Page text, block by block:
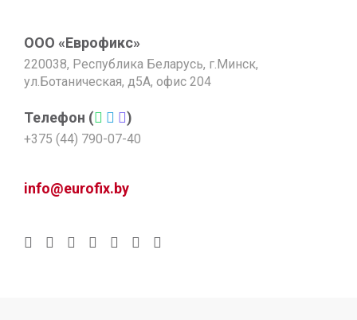
ООО «Еврофикс»
220038, Республика Беларусь, г.Минск,
ул.Ботаническая, д5А, офис 204
Телефон ( )
+375 (44) 790-07-40
info@eurofix.by